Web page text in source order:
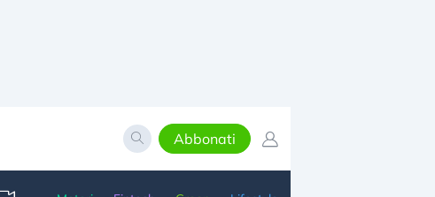
Abbonati